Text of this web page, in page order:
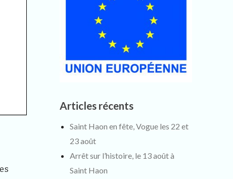
Articles récents
Saint Haon en fête, Vogue les 22 et
23 août
Arrêt sur l’histoire, le 13 août à
Saint Haon